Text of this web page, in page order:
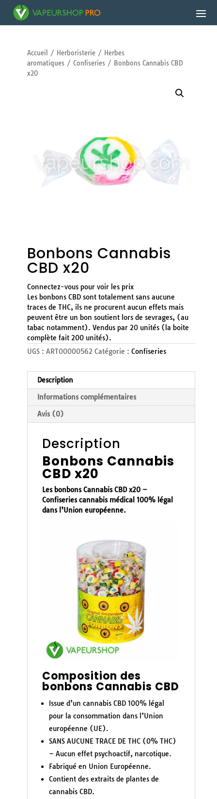
Accueil / Herboristerie/ Herbes
aromatiques/ Confiseries/ Bonbons Cannabis CBD
x20
Bonbons Cannabis
CBD x20
Connectez-vous pour voir les prix
Les bonbons CBD sont totalement sans aucune
traces de THC, ils ne procurent aucun effets mais
peuvent être un bon soutient lors de sevrages, (au
tabac notamment). Vendus par 20 unités (la boite
complète fait 200 unités).
UGS : ART00000562 Catégorie : Confiseries
Description
Informations complémentaires
Avis (0)
Description
Bonbons Cannabis
CBD x20
Les bonbons Cannabis CBD x20 –
Confiseries cannabis médical 100% légal
dans l’Union européenne.
Composition des
bonbons Cannabis CBD
Issue d’un cannabis CBD 100% légal
pour la consommation dans l’Union
européenne (UE).
SANS AUCUNE TRACE DE THC (0% THC)
– Aucun effet psychoactif, narcotique.
Fabriqué en Union Européenne.
Contient des extraits de plantes de
cannabis CBD.